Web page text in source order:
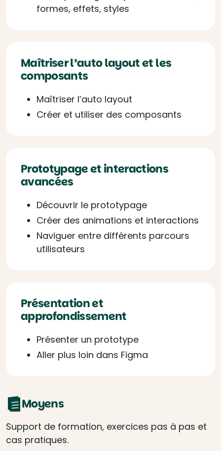
formes, effets, styles
Maîtriser l’auto layout et les
composants
Maîtriser l’auto layout
Créer et utiliser des composants
Prototypage et interactions
avancées
Découvrir le prototypage
Créer des animations et interactions
Naviguer entre différents parcours
utilisateurs
Présentation et
approfondissement
Présenter un prototype
Aller plus loin dans Figma
Moyens
Support de formation, exercices pas à pas et
cas pratiques.